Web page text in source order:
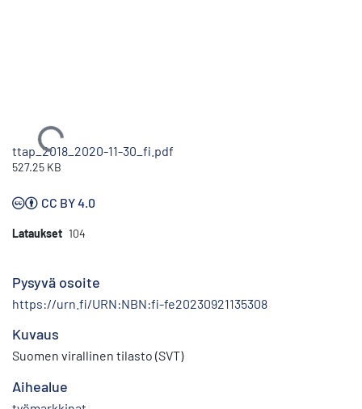
Ladataan...
ttap_2018_2020-11-30_fi.pdf
527.25 KB
CC BY 4.0
Lataukset 104
Pysyvä osoite
https://urn.fi/URN:NBN:fi-fe20230921135308
Kuvaus
Suomen virallinen tilasto (SVT)
Aihealue